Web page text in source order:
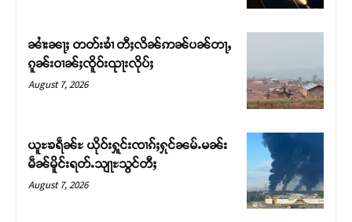
တႃႇႁႂ်ႈသဵင်ၵၢင်ၸႂ်ၵူၼ်းမိူင်း ၵူႈတီႈၵူႈလႅၼ်ပေႃးတေၸွ
တ်ႇ တူဝ်ႈလုမ်ႈၾႃႉၼၼ်ႉ ၶဝ်ႈႁူမ်ႈၵမ်ႉထႅမ် ၸုမ်းၶၢ
ဝ်ႇၽူႈတွႆႇႁွၵ်ႈ လႆႈယူႇၶႃႈဢေႃႈ။
ၼၢႆးၼႃႈ တတ်းၶၢႆ တီႈလိၼ်ဢၼ်ပၼ်တႃႇ
ၵူၼ်းဝၢၼ်ႈၸိူဝ်းၺႃးလိုပ်ႈ
August 7, 2026
ယူႊၶရဵၼ်ႊ ယိုဝ်းႁူင်းၸၢၵ်ႈႁုင်ၼမ်ႉမၼ်း
မဵၼ်မိူင်းရတ်ႉသျႃႊသွင်တီႈ
August 7, 2026